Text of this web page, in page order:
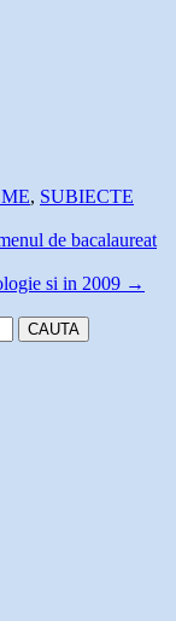
, SUBIECTE
de bacalaureat
si in 2009 →